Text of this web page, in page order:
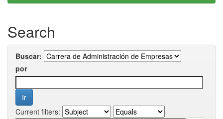
Search
Buscar:
por
Current filters: